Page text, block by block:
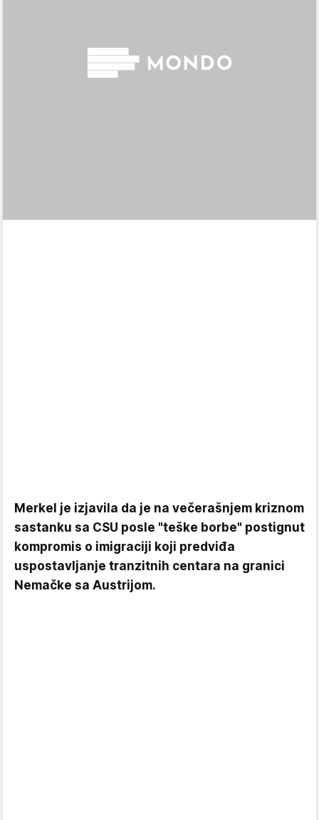
Merkel je izjavila da je na večerašnjem kriznom
sastanku sa CSU posle "teške borbe" postignut
kompromis o imigraciji koji predviđa
uspostavljanje tranzitnih centara na granici
Nemačke sa Austrijom.